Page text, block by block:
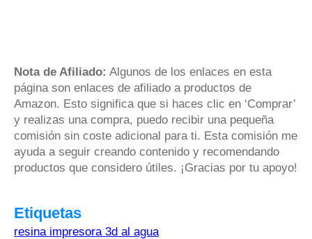
Nota de Afiliado: Algunos de los enlaces en esta
página son enlaces de afiliado a productos de
Amazon. Esto significa que si haces clic en ‘Comprar’
y realizas una compra, puedo recibir una pequeña
comisión sin coste adicional para ti. Esta comisión me
ayuda a seguir creando contenido y recomendando
productos que considero útiles. ¡Gracias por tu apoyo!
Etiquetas
resina impresora 3d al agua